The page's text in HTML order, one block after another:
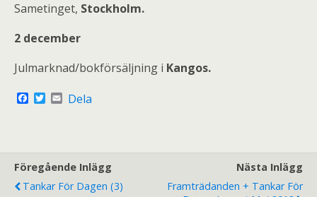
Sametinget, Stockholm.
2 december
Julmarknad/bokförsäljning i Kangos.
o
T
r
Dela
Föregående Inlägg
Tankar För Dagen (3)
Nästa Inlägg
Framträdanden + Tankar För